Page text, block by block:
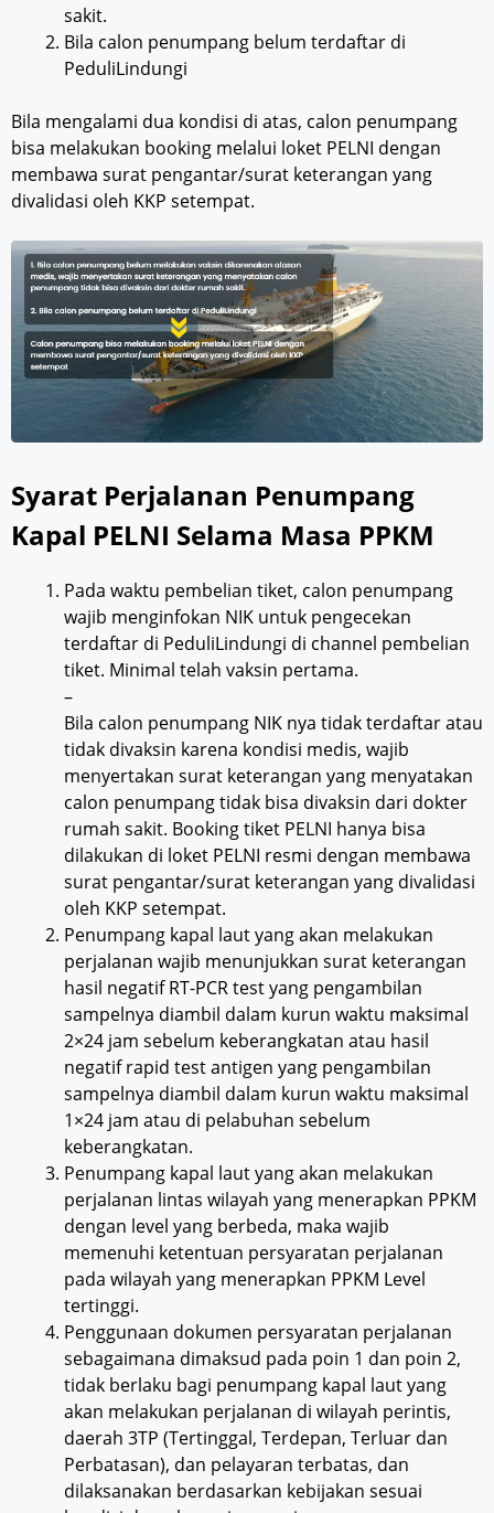
sakit.
Bila calon penumpang belum terdaftar di
PeduliLindungi
Bila mengalami dua kondisi di atas, calon penumpang
bisa melakukan booking melalui loket PELNI dengan
membawa surat pengantar/surat keterangan yang
divalidasi oleh KKP setempat.
Syarat Perjalanan Penumpang
Kapal PELNI Selama Masa PPKM
Pada waktu pembelian tiket, calon penumpang
wajib menginfokan NIK untuk pengecekan
terdaftar di PeduliLindungi di channel pembelian
tiket. Minimal telah vaksin pertama.
–
Bila calon penumpang NIK nya tidak terdaftar atau
tidak divaksin karena kondisi medis, wajib
menyertakan surat keterangan yang menyatakan
calon penumpang tidak bisa divaksin dari dokter
rumah sakit. Booking tiket PELNI hanya bisa
dilakukan di loket PELNI resmi dengan membawa
surat pengantar/surat keterangan yang divalidasi
oleh KKP setempat.
Penumpang kapal laut yang akan melakukan
perjalanan wajib menunjukkan surat keterangan
hasil negatif RT-PCR test yang pengambilan
sampelnya diambil dalam kurun waktu maksimal
2×24 jam sebelum keberangkatan atau hasil
negatif rapid test antigen yang pengambilan
sampelnya diambil dalam kurun waktu maksimal
1×24 jam atau di pelabuhan sebelum
keberangkatan.
Penumpang kapal laut yang akan melakukan
perjalanan lintas wilayah yang menerapkan PPKM
dengan level yang berbeda, maka wajib
memenuhi ketentuan persyaratan perjalanan
pada wilayah yang menerapkan PPKM Level
tertinggi.
Penggunaan dokumen persyaratan perjalanan
sebagaimana dimaksud pada poin 1 dan poin 2,
tidak berlaku bagi penumpang kapal laut yang
akan melakukan perjalanan di wilayah perintis,
daerah 3TP (Tertinggal, Terdepan, Terluar dan
Perbatasan), dan pelayaran terbatas, dan
dilaksanakan berdasarkan kebijakan sesuai